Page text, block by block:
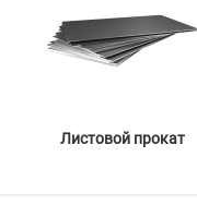
Листовой прокат